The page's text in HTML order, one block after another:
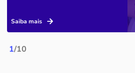
1/10
Saiba mais